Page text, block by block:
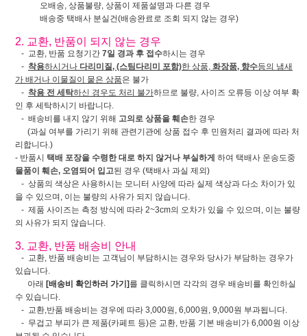
오배송, 상품불량, 상품이 제품설명과 다른 경우
배송중 택배사 분실건(배송완료로 조회 되지 않는 경우)
2. 교환, 반품이 되지 않는 경우
- 교환, 반품 요청기간 7일 경과 후 접수하시는 경우
- 착용하시거나 다리미질, (스팀다리미 포함)한 상품, 화장품, 향수등의 냄새
가 배거나 이물질이 뭍은 상품은 불가
- 착용 전 세탁하신 경우도 처리 불가하므로 불량, 사이즈 오류등 이상 여부 확
인 후 세탁하시기 바랍니다.
- 배송비를 내지 않기 위해 고의로 상품을 훼손한 경우
(과실 여부를 가리기 위해 관련기관에 상품 접수 후 민원처리 결과에 따라 처
리합니다.)
- 반품시 택배 포장을 수령한 대로 하지 않거나 부실하게 하여 택배사 운송도중
물품이 훼손, 오염되어 입고된 경우 (택배사 과실 제외)
- 상품의 색상은 사용하시는 모니터 사양에 따라 실제 색상과 다소 차이가 있
을 수 있으며, 이는 불량의 사유가 되지 않습니다.
- 제품 사이즈는 측정 방식에 따라 2~3cm의 오차가 있을 수 있으며, 이는 불량
의 사유가 되지 않습니다.
3. 교환, 반품 배송비 안내
- 교환, 반품 배송비는 고객님이 부담하시는 경우와 당사가 부담하는 경우가
있습니다.
아래 [배송비 확인하러 가기] 를 클릭하시면 각각의 경우 배송비를 확인하실
수 있습니다.
- 교환,반품 배송비는 경우에 따라 3,000원, 6,000원, 9,000원 부과됩니다.
- 무겁고 부피가 큰 제품(카페트 등)은 교환, 반품 기본 배송비가 6,000원 이상